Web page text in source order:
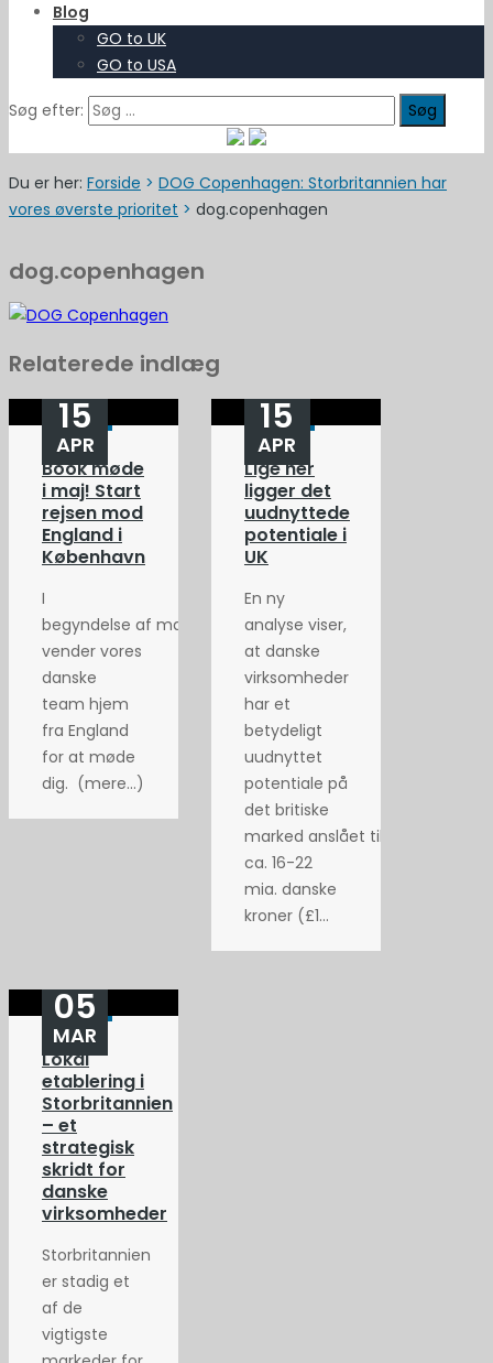
Blog
GO to UK
GO to USA
Søg efter:
Du er her: Forside > DOG Copenhagen: Storbritannien har
vores øverste prioritet > dog.copenhagen
dog.copenhagen
Relaterede indlæg
Book møde
i maj! Start
rejsen mod
England i
København
15
APR
I
begyndelse af maj
vender vores
danske
team hjem
fra England
for at møde
dig. (mere…)
Lige her
ligger det
uudnyttede
potentiale i
UK
15
APR
En ny
analyse viser,
at danske
virksomheder
har et
betydeligt
uudnyttet
potentiale på
det britiske
marked anslået til
ca. 16-22
mia. danske
kroner (£1...
Lokal
etablering i
Storbritannien
– et
strategisk
skridt for
danske
virksomheder
05
MAR
Storbritannien
er stadig et
af de
vigtigste